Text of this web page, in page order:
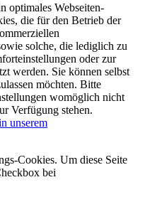
optimales Webseiten-
die für den Betrieb der
solche, die lediglich zu
oder zur
werden. Sie können selbst
möchten. Bitte
womöglich nicht
Verfügung stehen.
unserem
Cookies. Um diese Seite
bei